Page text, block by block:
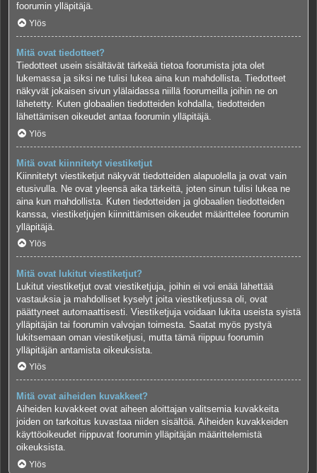
foorumin ylläpitäjä.
Ylös
Mitä ovat tiedotteet?
Tiedotteet usein sisältävät tärkeää tietoa foorumista jota olet
lukemassa ja siksi ne tulisi lukea aina kun mahdollista. Tiedotteet
näkyvät jokaisen sivun ylälaidassa niillä foorumeilla joihin ne on
lähetetty. Kuten globaalien tiedotteiden kohdalla, tiedotteiden
lähettämisen oikeudet antaa foorumin ylläpitäjä.
Ylös
Mitä ovat kiinnitetyt viestiketjut
Kiinnitetyt viestiketjut näkyvät tiedotteiden alapuolella ja ovat vain
etusivulla. Ne ovat yleensä aika tärkeitä, joten sinun tulisi lukea ne
aina kun mahdollista. Kuten tiedotteiden ja globaalien tiedotteiden
kanssa, viestiketjujen kiinnittämisen oikeudet määrittelee foorumin
ylläpitäjä.
Ylös
Mitä ovat lukitut viestiketjut?
Lukitut viestiketjut ovat viestiketjuja, joihin ei voi enää lähettää
vastauksia ja mahdolliset kyselyt joita viestiketjussa oli, ovat
päättyneet automaattisesti. Viestiketjuja voidaan lukita useista syistä
ylläpitäjän tai foorumin valvojan toimesta. Saatat myös pystyä
lukitsemaan oman viestiketjusi, mutta tämä riippuu foorumin
ylläpitäjän antamista oikeuksista.
Ylös
Mitä ovat aiheiden kuvakkeet?
Aiheiden kuvakkeet ovat aiheen aloittajan valitsemia kuvakkeita
joiden on tarkoitus kuvastaa niiden sisältöä. Aiheiden kuvakkeiden
käyttöoikeudet riippuvat foorumin ylläpitäjän määrittelemistä
oikeuksista.
Ylös